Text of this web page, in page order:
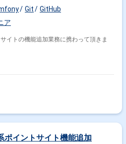
Git
GitHub
ア
イトの機能追加業務に携わって頂きま
ポイントサイト機能追加